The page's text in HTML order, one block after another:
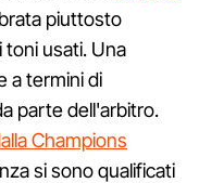
piuttosto
toni usati. Una
a termini di
parte dell'arbitro.
Champions
si sono qualificati